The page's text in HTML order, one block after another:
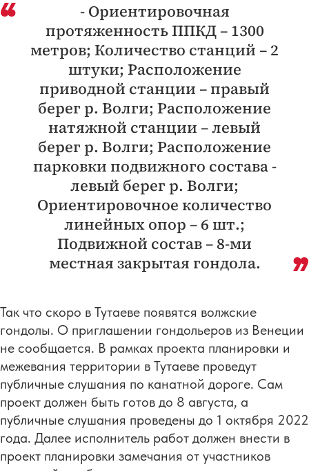
- Ориентировочная
протяженность ППКД – 1300
метров; Количество станций – 2
штуки; Расположение
приводной станции – правый
берег р. Волги; Расположение
натяжной станции – левый
берег р. Волги; Расположение
парковки подвижного состава -
левый берег р. Волги;
Ориентировочное количество
линейных опор – 6 шт.;
Подвижной состав – 8-ми
местная закрытая гондола.
Так что скоро в Тутаеве появятся волжские
гондолы. О приглашении гондольеров из Венеции
не сообщается. В рамках проекта планировки и
межевания территории в Тутаеве проведут
публичные слушания по канатной дороге. Сам
проект должен быть готов до 8 августа, а
публичные слушания проведены до 1 октября 2022
года. Далее исполнитель работ должен внести в
проект планировки замечания от участников